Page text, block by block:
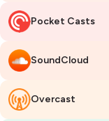
Pocket Casts
SoundCloud
Overcast